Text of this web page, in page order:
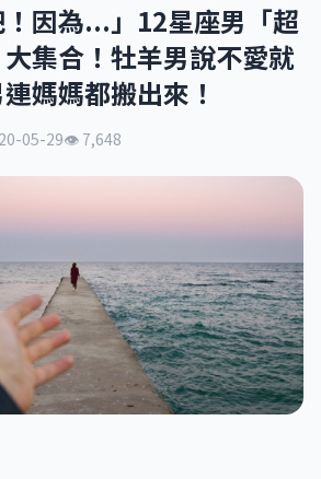
！因為...」12星座男「超
集合！牡羊男說不愛就
媽媽都搬出來！
05-29👁 7,648